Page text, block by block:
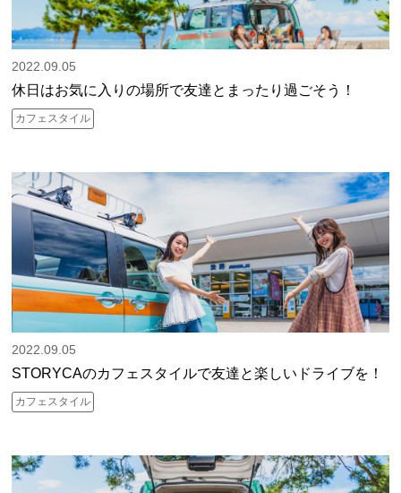
2022.09.05
休日はお気に入りの場所で友達とまったり過ごそう！
カフェスタイル
2022.09.05
STORYCAのカフェスタイルで友達と楽しいドライブを！
カフェスタイル